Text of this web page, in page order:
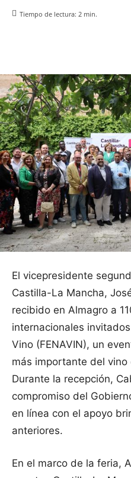
Tiempo de lectura: 2 min.
El vicepresidente
Castilla-La Mancha,
recibido en Almagro a
internacionales
Vino (FENAVIN), un
más importante del
Durante la recepción,
compromiso del
en línea con el apoyo
anteriores.
En el marco de la feria,